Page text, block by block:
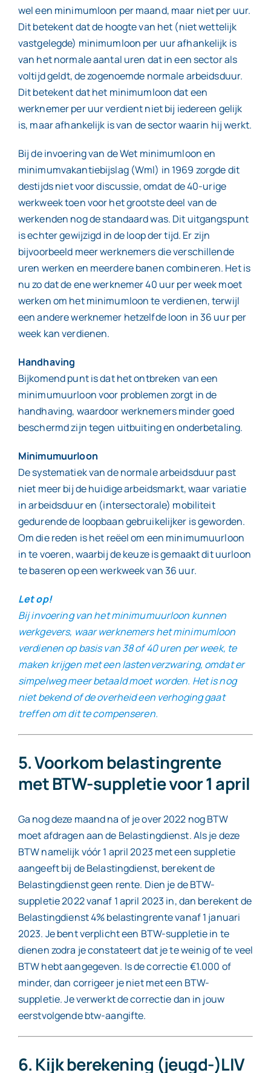
wel een minimumloon per maand, maar niet per uur.
Dit betekent dat de hoogte van het (niet wettelijk
vastgelegde) minimumloon per uur afhankelijk is
van het normale aantal uren dat in een sector als
voltijd geldt, de zogenoemde normale arbeidsduur.
Dit betekent dat het minimumloon dat een
werknemer per uur verdient niet bij iedereen gelijk
is, maar afhankelijk is van de sector waarin hij werkt.
Bij de invoering van de Wet minimumloon en
minimumvakantiebijslag (Wml) in 1969 zorgde dit
destijds niet voor discussie, omdat de 40-urige
werkweek toen voor het grootste deel van de
werkenden nog de standaard was. Dit uitgangspunt
is echter gewijzigd in de loop der tijd. Er zijn
bijvoorbeeld meer werknemers die verschillende
uren werken en meerdere banen combineren. Het is
nu zo dat de ene werknemer 40 uur per week moet
werken om het minimumloon te verdienen, terwijl
een andere werknemer hetzelfde loon in 36 uur per
week kan verdienen.
Handhaving
Bijkomend punt is dat het ontbreken van een
minimumuurloon voor problemen zorgt in de
handhaving, waardoor werknemers minder goed
beschermd zijn tegen uitbuiting en onderbetaling.
Minimumuurloon
De systematiek van de normale arbeidsduur past
niet meer bij de huidige arbeidsmarkt, waar variatie
in arbeidsduur en (intersectorale) mobiliteit
gedurende de loopbaan gebruikelijker is geworden.
Om die reden is het reëel om een minimumuurloon
in te voeren, waarbij de keuze is gemaakt dit uurloon
te baseren op een werkweek van 36 uur.
Let op!
Bij invoering van het minimumuurloon kunnen
werkgevers, waar werknemers het minimumloon
verdienen op basis van 38 of 40 uren per week, te
maken krijgen met een lastenverzwaring, omdat er
simpelweg meer betaald moet worden. Het is nog
niet bekend of de overheid een verhoging gaat
treffen om dit te compenseren.
5. Voorkom belastingrente
met BTW-suppletie voor 1 april
Ga nog deze maand na of je over 2022 nog BTW
moet afdragen aan de Belastingdienst. Als je deze
BTW namelijk vóór 1 april 2023 met een suppletie
aangeeft bij de Belastingdienst, berekent de
Belastingdienst geen rente. Dien je de BTW-
suppletie 2022 vanaf 1 april 2023 in, dan berekent de
Belastingdienst 4% belastingrente vanaf 1 januari
2023. Je bent verplicht een BTW-suppletie in te
dienen zodra je constateert dat je te weinig of te veel
BTW hebt aangegeven. Is de correctie €1.000 of
minder, dan corrigeer je niet met een BTW-
suppletie. Je verwerkt de correctie dan in jouw
eerstvolgende btw-aangifte.
6. Kijk berekening (jeugd-)LIV